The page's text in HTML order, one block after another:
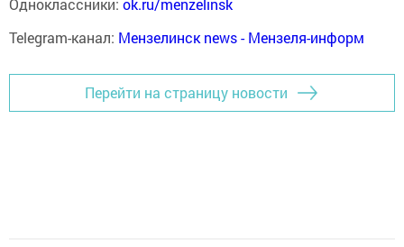
Telegram-канал: Мензелинск news - Мензеля-информ
Перейти на страницу новости